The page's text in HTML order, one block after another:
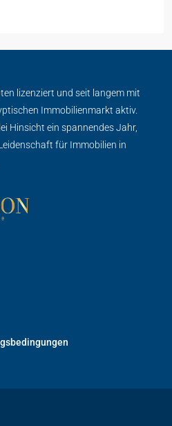
lizenziert und seit langem mit
Immobilienmarkt aktiv.
Hinsicht ein spannendes Jahr,
für Immobilien in